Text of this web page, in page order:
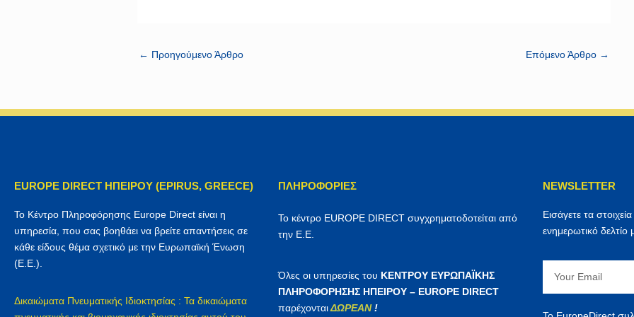
← Προηγούμενο Άρθρο Επόμενο Άρθρο →
EUROPE DIRECT ΗΠΕΙΡΟΥ (EPIRUS, GREECE)
Το Κέντρο Πληροφόρησης Europe Direct είναι η
υπηρεσία, που σας βοηθάει να βρείτε απαντήσεις σε
κάθε είδους θέμα σχετικό με την Ευρωπαϊκή Ένωση
(Ε.Ε.).
Δικαιώματα Πνευματικής Ιδιοκτησίας : Τα δικαιώματα
ΠΛΗΡΟΦΟΡΊΕΣ
Το κέντρο EUROPE DIRECT συγχρηματοδοτείται από
την Ε.Ε.
Όλες οι υπηρεσίες του ΚΕΝΤΡΟΥ ΕΥΡΩΠΑΪΚΗΣ
ΠΛΗΡΟΦΟΡΗΣΗΣ ΗΠΕΙΡΟΥ – EUROPE DIRECT
παρέχονταιΔΩΡΕΑΝ!
NEWSLETTER
Εισάγετε τα
ενημερωτικό